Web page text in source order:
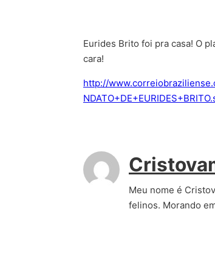
Eurides Brito foi pra casa! O
cara!
http://
Meu nome é
felinos. Morando